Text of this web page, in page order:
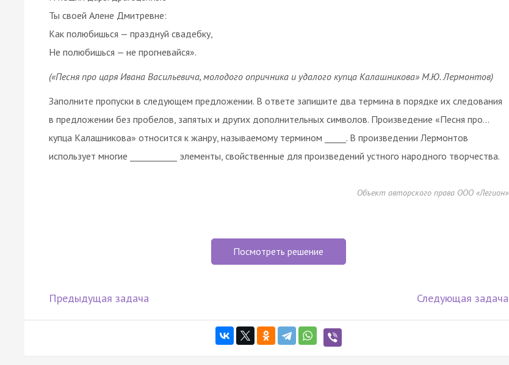
Ты своей Алене Дмитревне:
Как полюбишься — празднуй свадебку,
Не полюбишься — не прогневайся».
(«Песня про царя Ивана Васильевича, молодого опричника и удалого купца Калашникова» М.Ю. Лермонтов)
Заполните пропуски в следующем предложении. В ответе запишите два термина в порядке их следования
в предложении без пробелов, запятых и других дополнительных символов. Произведение «Песня про…
купца Калашникова» относится к жанру, называемому термином _____. В произведении Лермонтов
использует многие ___________ элементы, свойственные для произведений устного народного творчества.
Объект авторского права ООО «Легион»
Посмотреть решение
Предыдущая задача Следующая задача